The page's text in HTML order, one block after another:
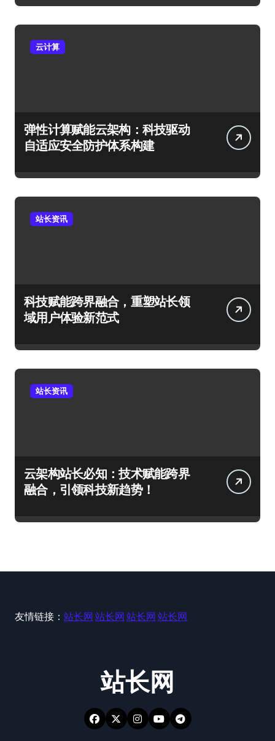
云计算
弹性计算赋能云架构：科技驱动
自适应安全防护体系构建
站长资讯
科技赋能跨界融合，重塑站长领
域用户体验新范式
站长资讯
云架构站长必知：技术赋能跨界
融合，引领科技新趋势！
友情链接： 站长网 站长网 站长网 站长网
站长网